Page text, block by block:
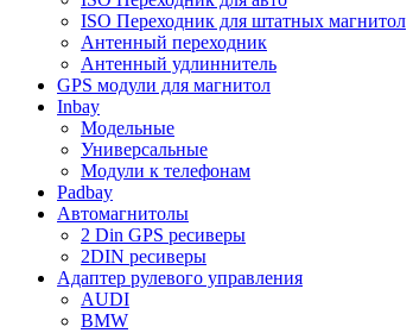
ISO Переходник для штатных магнитол
Антенный переходник
Антенный удлиннитель
GPS модули для магнитол
Inbay
Модельные
Универсальные
Модули к телефонам
Padbay
Автомагнитолы
2 Din GPS ресиверы
2DIN ресиверы
Адаптер рулевого управления
AUDI
BMW